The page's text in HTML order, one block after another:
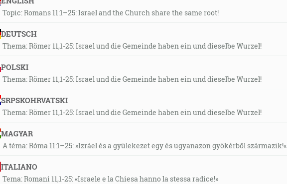
Topic: Romans 11:1–25: Israel and the Church share the same root!
DEUTSCH
Thema: Römer 11,1-25: Israel und die Gemeinde haben ein und dieselbe Wurzel!
POLSKI
Thema: Römer 11,1-25: Israel und die Gemeinde haben ein und dieselbe Wurzel!
SRPSKOHRVATSKI
Thema: Römer 11,1-25: Israel und die Gemeinde haben ein und dieselbe Wurzel!
MAGYAR
A téma: Róma 11:1–25: »Izráel és a gyülekezet egy és ugyanazon gyökérből származik!«
ITALIANO
Tema: Romani 11,1-25: «Israele e la Chiesa hanno la stessa radice!»